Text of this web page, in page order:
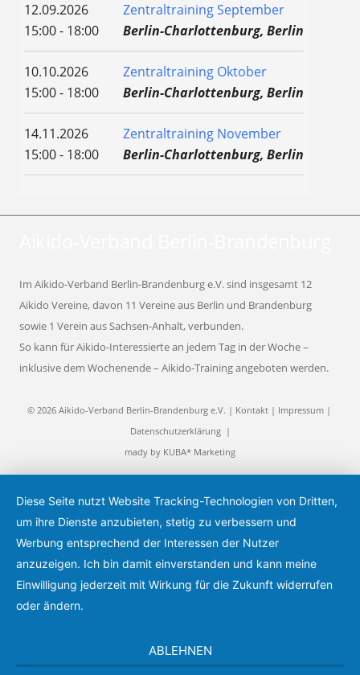
12.09.2026
15:00 - 18:00
Zentraltraining September
Berlin-Charlottenburg, Berlin
10.10.2026
15:00 - 18:00
Zentraltraining Oktober
Berlin-Charlottenburg, Berlin
14.11.2026
15:00 - 18:00
Zentraltraining November
Berlin-Charlottenburg, Berlin
Im Aikido-Verband Berlin-Brandenburg e.V. sind insgesamt 12
Aikido Vereine, davon 11 Vereine aus Berlin und Brandenburg
sowie 1 Verein aus Sachsen-Anhalt, verbunden.
So kann für Aikido-Interessierte an jedem Tag in der Woche –
inklusive dem Wochenende – Aikido-Training angeboten werden.
© 2026 Aikido-Verband Berlin-Brandenburg e.V. | Kontakt| Impressum|
Datenschutzerklärung |
mady by KUBA* Marketing
Diese Seite nutzt Website Tracking-Technologien von Dritten,
um ihre Dienste anzubieten, stetig zu verbessern und
Werbung entsprechend der Interessen der Nutzer
anzuzeigen. Ich bin damit einverstanden und kann meine
Einwilligung jederzeit mit Wirkung für die Zukunft widerrufen
oder ändern.
ABLEHNEN